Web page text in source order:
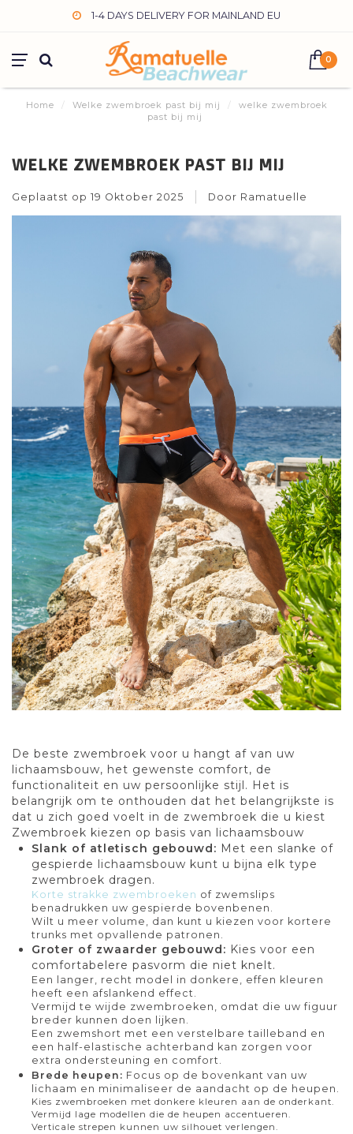
1-4 DAYS DELIVERY FOR MAINLAND EU
0
Home / Welke zwembroek past bij mij /
welke zwembroek
past bij mij
WELKE ZWEMBROEK PAST BIJ MIJ
Geplaatst op 19 Oktober 2025 Door Ramatuelle
De beste zwembroek voor u hangt af van uw
lichaamsbouw, het gewenste comfort, de
functionaliteit en uw persoonlijke stijl. Het is
belangrijk om te onthouden dat het belangrijkste is
dat u zich goed voelt in de zwembroek die u kiest
Zwembroek kiezen op basis van lichaamsbouw
Slank of atletisch gebouwd: Met een slanke of
gespierde lichaamsbouw kunt u bijna elk type
zwembroek dragen.
Korte strakke zwembroeken of zwemslips
benadrukken uw gespierde bovenbenen.
Wilt u meer volume, dan kunt u kiezen voor kortere
trunks met opvallende patronen.
Groter of zwaarder gebouwd: Kies voor een
comfortabelere pasvorm die niet knelt.
Een langer, recht model in donkere, effen kleuren
heeft een afslankend effect.
Vermijd te wijde zwembroeken, omdat die uw figuur
breder kunnen doen lijken.
Een zwemshort met een verstelbare tailleband en
een half-elastische achterband kan zorgen voor
extra ondersteuning en comfort.
Brede heupen: Focus op de bovenkant van uw
lichaam en minimaliseer de aandacht op de heupen.
Kies zwembroeken met donkere kleuren aan de onderkant.
Vermijd lage modellen die de heupen accentueren.
Verticale strepen kunnen uw silhouet verlengen.